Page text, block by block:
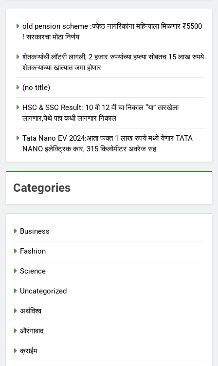
old pension scheme :ज्येष्ठ नागरिकांना महिन्याला मिळणार ₹5500
! सरकारचा मोठा निर्णय
शेतकऱ्यांची लॉटरी लागली, 2 हजार रुपयांच्या हप्त्या सोबतच 15 लाख रुपये
शेतकऱ्याच्या खात्यात जमा होणार
(no title)
HSC & SSC Result: 10 वी 12 वी चा निकाल “या” तारखेला
लागणार,येथे पहा कधी लागणार निकाल
Tata Nano EV 2024:आता फक्त 1 लाख रुपये मध्ये येणार TATA
NANO इलेक्ट्रिक कार, 315 किलोमीटर अवरेज सह
Categories
Business
Fashion
Science
Uncategorized
अर्थविश्व
औरंगाबाद
क्राईम